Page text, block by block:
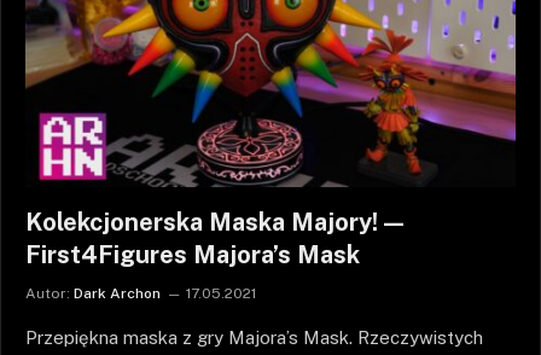
Kolekcjonerska Maska Majory! —
First4Figures Majora’s Mask
Autor: Dark Archon 17.05.2021
Przepiękna maska z gry Majora’s Mask. Rzeczywistych